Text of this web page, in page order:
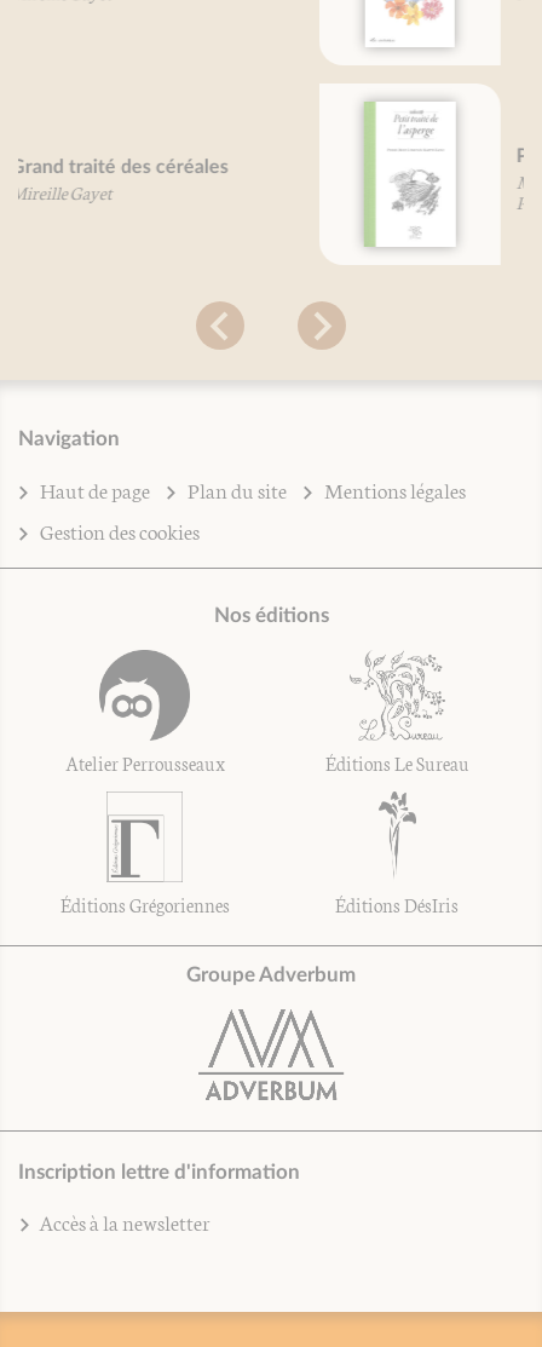
Petit traité de l'asperge
Navigation
Haut de page Plan du site
Mentions légales
Gestion des cookies
Nos éditions
Atelier Perrousseaux Éditions Le Sureau
Éditions Grégoriennes Éditions DésIris
Groupe Adverbum
Inscription lettre d'information
Accès à la newsletter